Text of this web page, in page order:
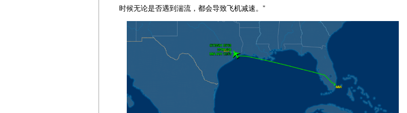
时候无论是否遇到湍流，都会导致飞机减速。”